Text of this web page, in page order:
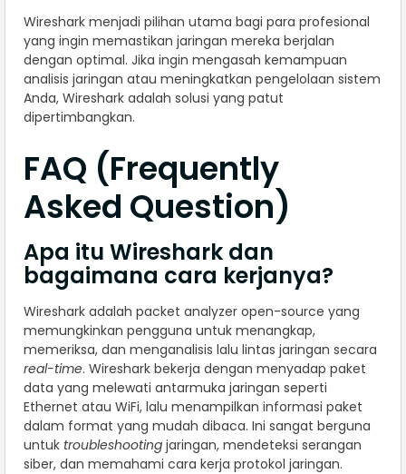
Wireshark menjadi pilihan utama bagi para profesional
yang ingin memastikan jaringan mereka berjalan
dengan optimal. Jika ingin mengasah kemampuan
analisis jaringan atau meningkatkan pengelolaan sistem
Anda, Wireshark adalah solusi yang patut
dipertimbangkan.
FAQ (Frequently
Asked Question)
Apa itu Wireshark dan
bagaimana cara kerjanya?
Wireshark adalah packet analyzer open-source yang
memungkinkan pengguna untuk menangkap,
memeriksa, dan menganalisis lalu lintas jaringan secara
real-time. Wireshark bekerja dengan menyadap paket
data yang melewati antarmuka jaringan seperti
Ethernet atau WiFi, lalu menampilkan informasi paket
dalam format yang mudah dibaca. Ini sangat berguna
untuk troubleshooting jaringan, mendeteksi serangan
siber, dan memahami cara kerja protokol jaringan.